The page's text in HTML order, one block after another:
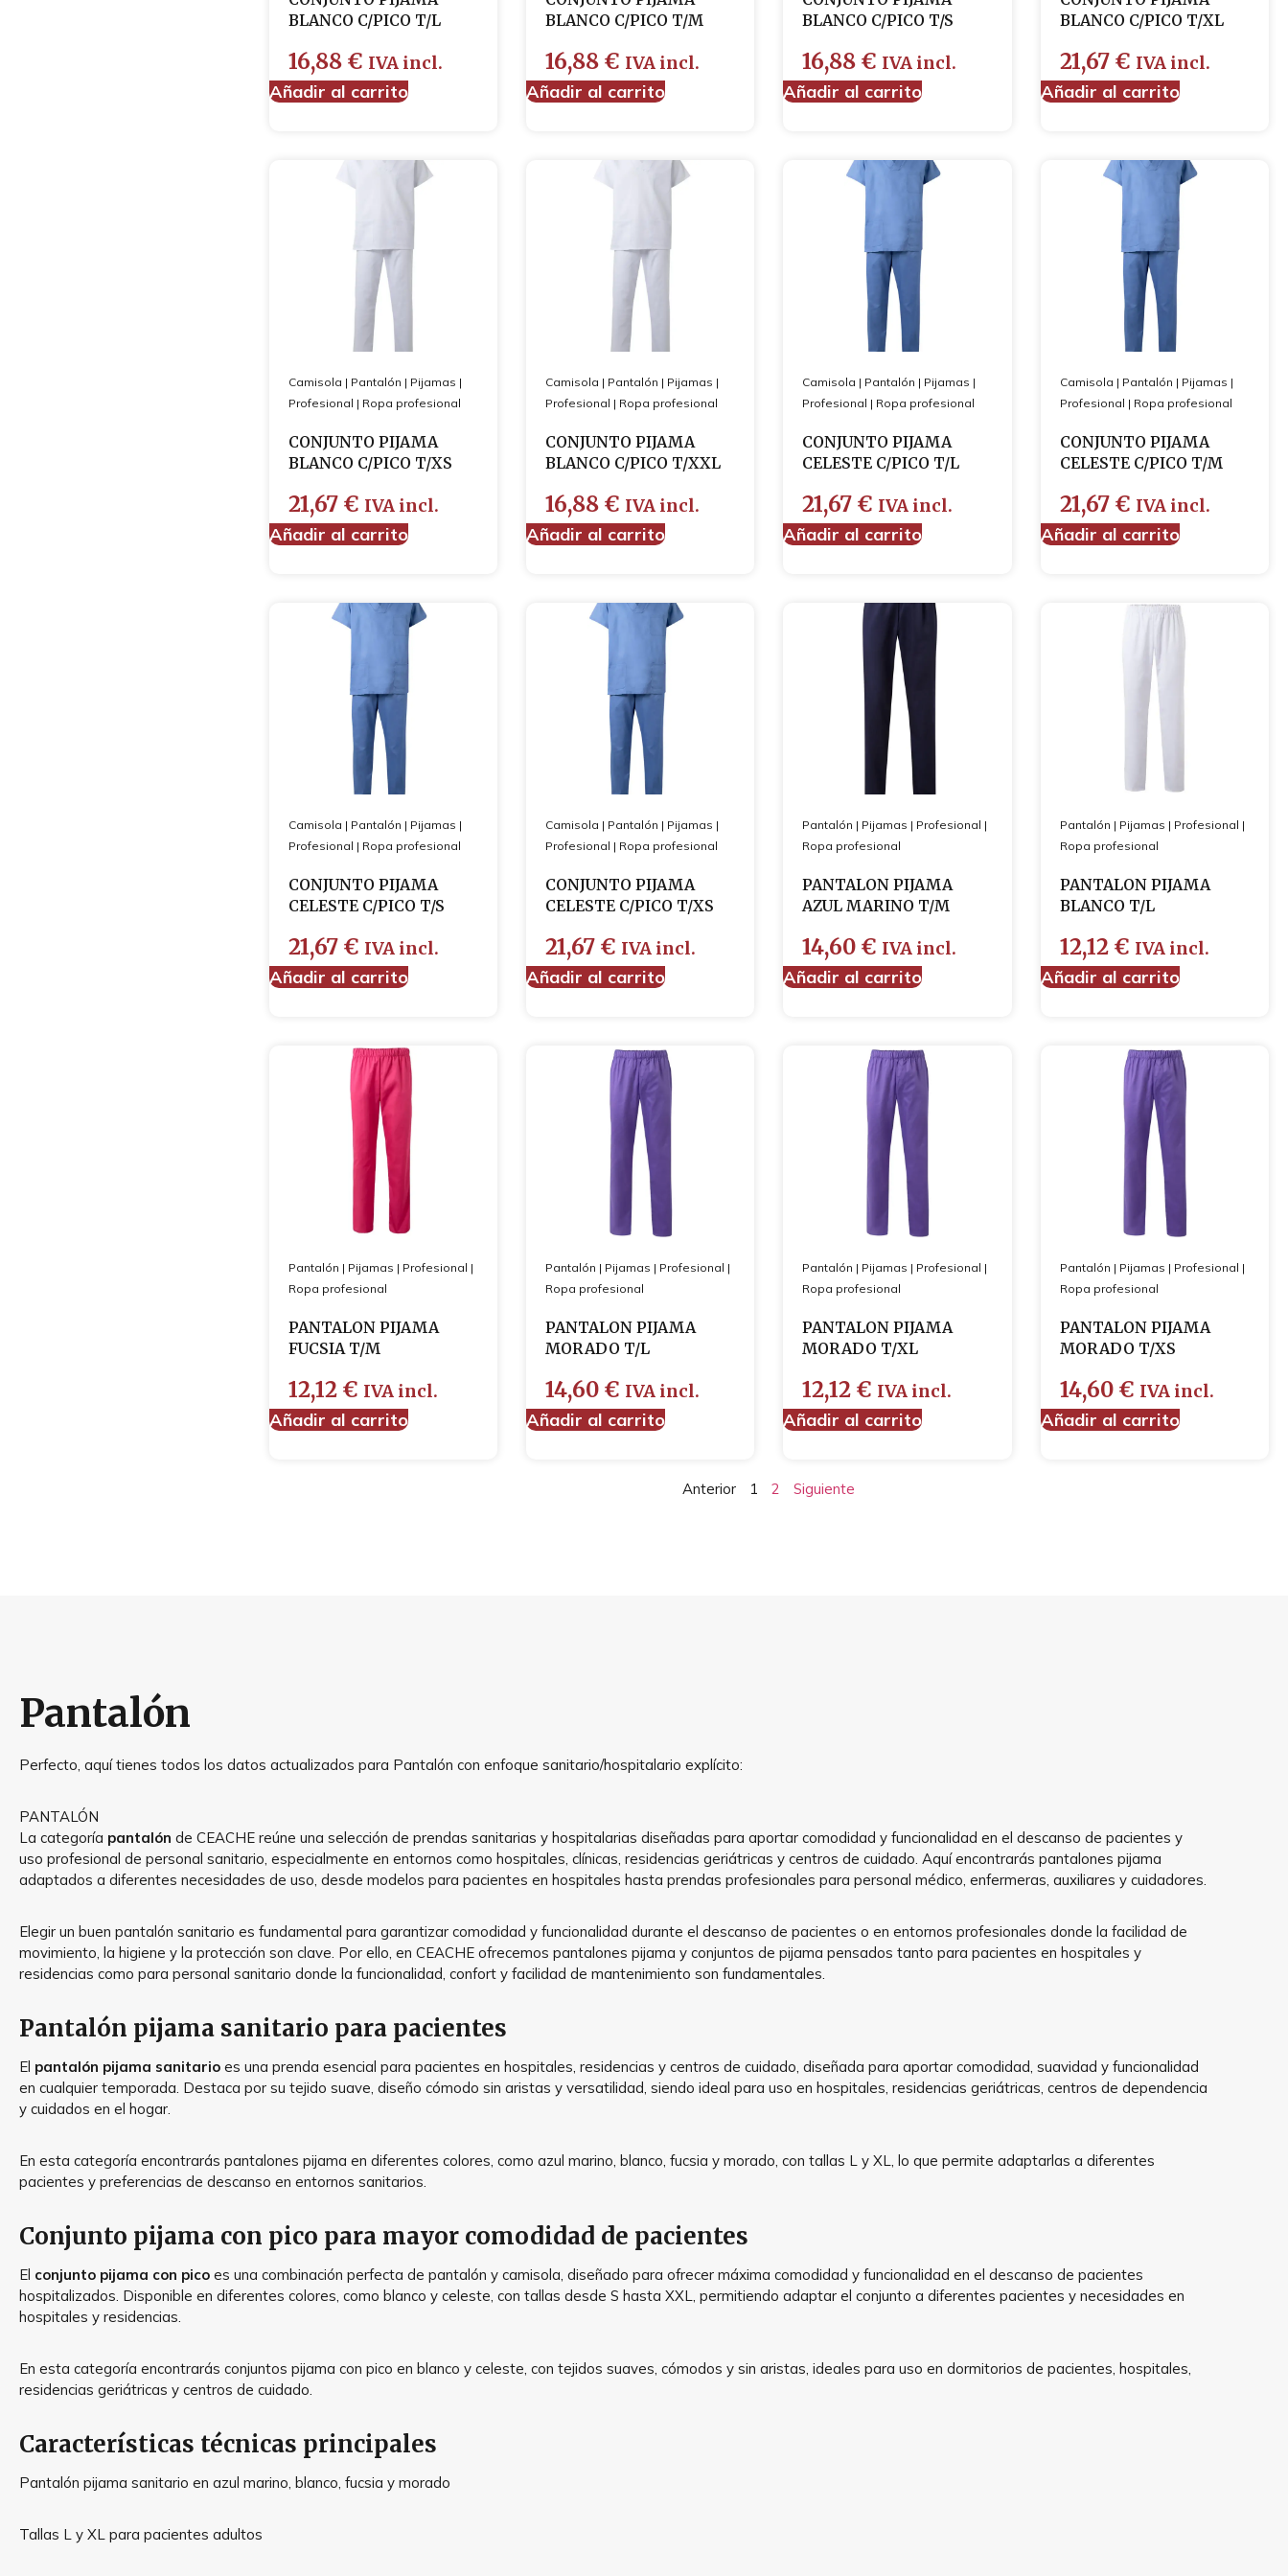
BLANCO C/PICO T/L
16,88 € IVA incl.
Añadir al carrito
BLANCO C/PICO T/M
16,88 € IVA incl.
Añadir al carrito
BLANCO C/PICO T/S
16,88 € IVA incl.
Añadir al carrito
BLANCO C/PICO T/XL
21,67 € IVA incl.
Añadir al carrito
Camisola | Pantalón | Pijamas |
Profesional | Ropa profesional
CONJUNTO PIJAMA
BLANCO C/PICO T/XS
21,67 € IVA incl.
Añadir al carrito
Camisola | Pantalón | Pijamas |
Profesional | Ropa profesional
CONJUNTO PIJAMA
BLANCO C/PICO T/XXL
16,88 € IVA incl.
Añadir al carrito
Camisola | Pantalón | Pijamas |
Profesional | Ropa profesional
CONJUNTO PIJAMA
CELESTE C/PICO T/L
21,67 € IVA incl.
Añadir al carrito
Camisola | Pantalón | Pijamas |
Profesional | Ropa profesional
CONJUNTO PIJAMA
CELESTE C/PICO T/M
21,67 € IVA incl.
Añadir al carrito
Camisola | Pantalón | Pijamas |
Profesional | Ropa profesional
CONJUNTO PIJAMA
CELESTE C/PICO T/S
21,67 € IVA incl.
Añadir al carrito
Camisola | Pantalón | Pijamas |
Profesional | Ropa profesional
CONJUNTO PIJAMA
CELESTE C/PICO T/XS
21,67 € IVA incl.
Añadir al carrito
Pantalón | Pijamas | Profesional |
Ropa profesional
PANTALON PIJAMA
AZUL MARINO T/M
14,60 € IVA incl.
Añadir al carrito
Pantalón | Pijamas | Profesional |
Ropa profesional
PANTALON PIJAMA
BLANCO T/L
12,12 € IVA incl.
Añadir al carrito
Pantalón | Pijamas | Profesional |
Ropa profesional
PANTALON PIJAMA
FUCSIA T/M
12,12 € IVA incl.
Añadir al carrito
Pantalón | Pijamas | Profesional |
Ropa profesional
PANTALON PIJAMA
MORADO T/L
14,60 € IVA incl.
Añadir al carrito
Pantalón | Pijamas | Profesional |
Ropa profesional
PANTALON PIJAMA
MORADO T/XL
12,12 € IVA incl.
Añadir al carrito
Pantalón | Pijamas | Profesional |
Ropa profesional
PANTALON PIJAMA
MORADO T/XS
14,60 € IVA incl.
Añadir al carrito
Anterior 1 2 Siguiente
Pantalón
Perfecto, aquí tienes todos los datos actualizados para Pantalón con enfoque sanitario/hospitalario explícito:
PANTALÓN
La categoría pantalón de CEACHE reúne una selección de prendas sanitarias y hospitalarias diseñadas para aportar comodidad y funcionalidad en el descanso de pacientes y
uso profesional de personal sanitario, especialmente en entornos como hospitales, clínicas, residencias geriátricas y centros de cuidado. Aquí encontrarás pantalones pijama
adaptados a diferentes necesidades de uso, desde modelos para pacientes en hospitales hasta prendas profesionales para personal médico, enfermeras, auxiliares y cuidadores.
Elegir un buen pantalón sanitario es fundamental para garantizar comodidad y funcionalidad durante el descanso de pacientes o en entornos profesionales donde la facilidad de
movimiento, la higiene y la protección son clave. Por ello, en CEACHE ofrecemos pantalones pijama y conjuntos de pijama pensados tanto para pacientes en hospitales y
residencias como para personal sanitario donde la funcionalidad, confort y facilidad de mantenimiento son fundamentales.
Pantalón pijama sanitario para pacientes
El pantalón pijama sanitario es una prenda esencial para pacientes en hospitales, residencias y centros de cuidado, diseñada para aportar comodidad, suavidad y funcionalidad
en cualquier temporada. Destaca por su tejido suave, diseño cómodo sin aristas y versatilidad, siendo ideal para uso en hospitales, residencias geriátricas, centros de dependencia
y cuidados en el hogar.
En esta categoría encontrarás pantalones pijama en diferentes colores, como azul marino, blanco, fucsia y morado, con tallas L y XL, lo que permite adaptarlas a diferentes
pacientes y preferencias de descanso en entornos sanitarios.
Conjunto pijama con pico para mayor comodidad de pacientes
El conjunto pijama con pico es una combinación perfecta de pantalón y camisola, diseñado para ofrecer máxima comodidad y funcionalidad en el descanso de pacientes
hospitalizados. Disponible en diferentes colores, como blanco y celeste, con tallas desde S hasta XXL, permitiendo adaptar el conjunto a diferentes pacientes y necesidades en
hospitales y residencias.
En esta categoría encontrarás conjuntos pijama con pico en blanco y celeste, con tejidos suaves, cómodos y sin aristas, ideales para uso en dormitorios de pacientes, hospitales,
residencias geriátricas y centros de cuidado.
Características técnicas principales
Pantalón pijama sanitario en azul marino, blanco, fucsia y morado
Tallas L y XL para pacientes adultos